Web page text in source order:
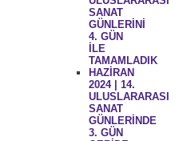
SANAT
GÜNLERİNİ
4. GÜN
İLE
TAMAMLADIK
HAZİRAN
2024 | 14.
ULUSLARARASI
SANAT
GÜNLERİNDE
3. GÜN